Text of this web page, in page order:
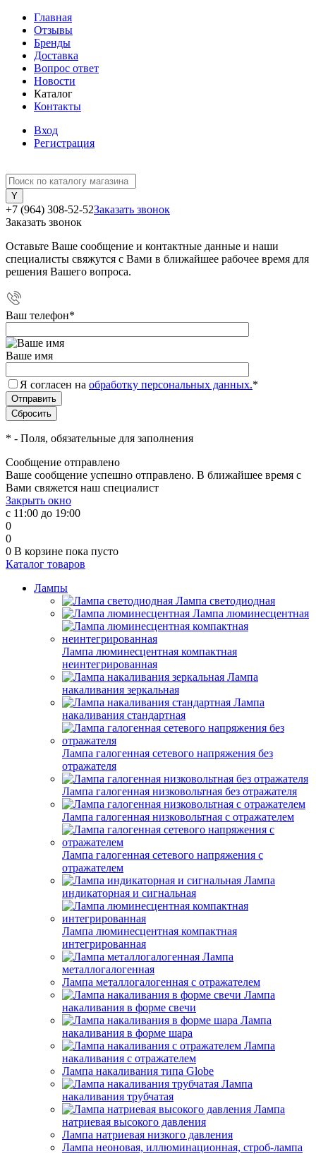
Главная
Отзывы
Бренды
Доставка
Вопрос ответ
Новости
Каталог
Контакты
Вход
Регистрация
+7 (964) 308-52-52Заказать звонок
Заказать звонок
Оставьте Ваше сообщение и контактные данные и наши
специалисты свяжутся с Вами в ближайшее рабочее время для
решения Вашего вопроса.
Ваш телефон*
Ваше имя
Я согласен на обработку персональных данных.*
* - Поля, обязательные для заполнения
Сообщение отправлено
Ваше сообщение успешно отправлено. В ближайшее время с
Вами свяжется наш специалист
Закрыть окно
с 11:00 до 19:00
0
0
0 В корзине пока пусто
Каталог товаров
Лампы
Лампа светодиодная
Лампа люминесцентная
Лампа люминесцентная компактная
неинтегрированная
Лампа
накаливания зеркальная
Лампа
накаливания стандартная
Лампа галогенная сетевого напряжения без
отражателя
Лампа галогенная низковольтная без отражателя
Лампа галогенная низковольтная с отражателем
Лампа галогенная сетевого напряжения с
отражателем
Лампа
индикаторная и сигнальная
Лампа люминесцентная компактная
интегрированная
Лампа
металлогалогенная
Лампа металлогалогенная с отражателем
Лампа
накаливания в форме свечи
Лампа
накаливания в форме шара
Лампа
накаливания с отражателем
Лампа накаливания типа Globe
Лампа
накаливания трубчатая
Лампа
натриевая высокого давления
Лампа натриевая низкого давления
Лампа неоновая, иллюминационная, строб-лампа